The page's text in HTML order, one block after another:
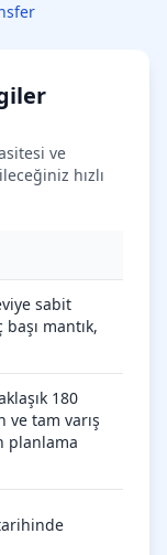
ve
hızlı
sabit
mantık,
180
ve tam varış
planlama